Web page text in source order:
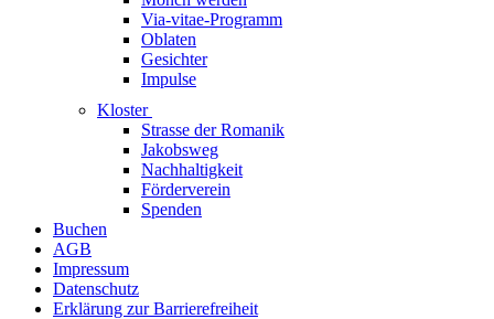
Via-vitae-Programm
Oblaten
Gesichter
Impulse
Kloster
Strasse der Romanik
Jakobsweg
Nachhaltigkeit
Förderverein
Spenden
Buchen
AGB
Impressum
Datenschutz
Erklärung zur Barrierefreiheit